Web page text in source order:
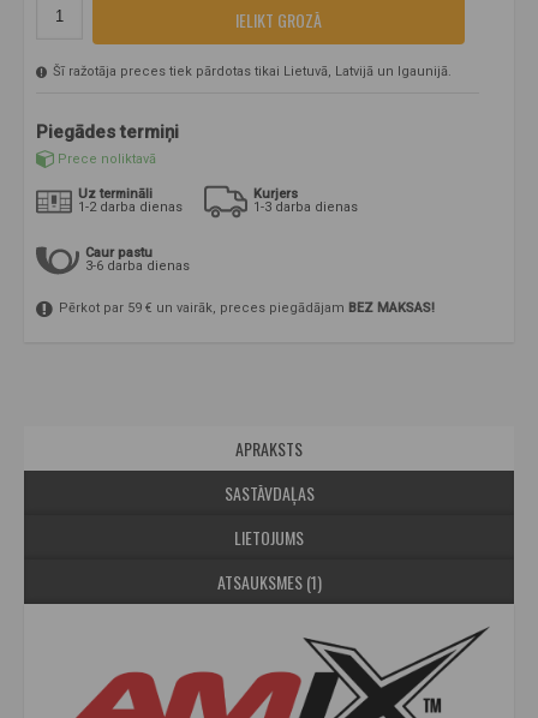
IELIKT GROZĀ
Šī ražotāja preces tiek pārdotas tikai Lietuvā, Latvijā un Igaunijā.
Piegādes termiņi
Prece noliktavā
Uz termināli
1-2 darba dienas
Kurjers
1-3 darba dienas
Caur pastu
3-6 darba dienas
Pērkot par 59 € un vairāk, preces piegādājam BEZ MAKSAS!
APRAKSTS
SASTĀVDAĻAS
LIETOJUMS
ATSAUKSMES (1)